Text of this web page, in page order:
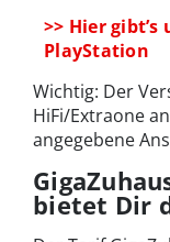
>> Hier
PlayStation
Wichtig: Der
HiFi/Extraone
angegebene
bietet Dir